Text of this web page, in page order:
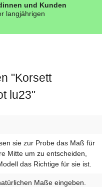
und Kunden
langjährigen
"Korsett
lu23"
sie zur Probe das Maß für
Mitte um zu entscheiden,
das Richtige für sie ist.
Maße eingeben.